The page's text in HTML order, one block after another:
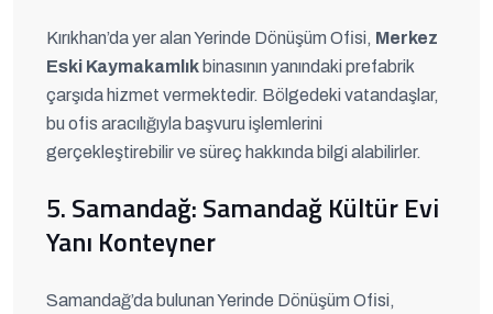
Kırıkhan’da yer alan Yerinde Dönüşüm Ofisi, Merkez
Eski Kaymakamlık binasının yanındaki prefabrik
çarşıda hizmet vermektedir. Bölgedeki vatandaşlar,
bu ofis aracılığıyla başvuru işlemlerini
gerçekleştirebilir ve süreç hakkında bilgi alabilirler.
5. Samandağ: Samandağ Kültür Evi
Yanı Konteyner
Samandağ’da bulunan Yerinde Dönüşüm Ofisi,